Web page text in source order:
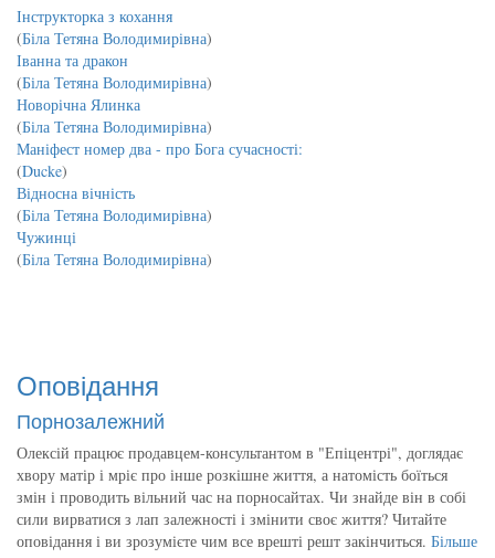
Інструкторка з кохання
(Біла Тетяна Володимирівна)
Іванна та дракон
(Біла Тетяна Володимирівна)
Новорічна Ялинка
(Біла Тетяна Володимирівна)
Маніфест номер два - про Бога сучасності:
(Ducke)
Відносна вічність
(Біла Тетяна Володимирівна)
Чужинці
(Біла Тетяна Володимирівна)
Оповідання
Порнозалежний
Олексій працює продавцем-консультантом в "Епіцентрі", доглядає
хвору матір і мріє про інше розкішне життя, а натомість боїться
змін і проводить вільний час на порносайтах. Чи знайде він в собі
сили вирватися з лап залежності і змінити своє життя? Читайте
оповідання і ви зрозумієте чим все врешті решт закінчиться. Більше